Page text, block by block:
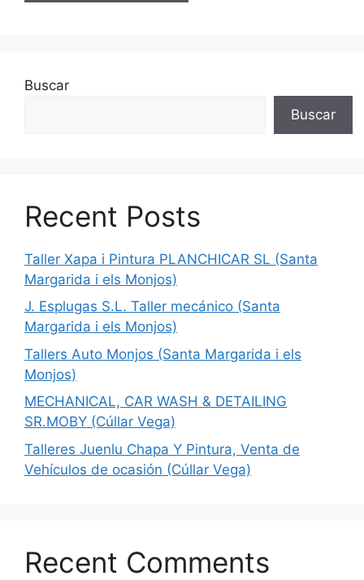
Buscar
Buscar
Recent Posts
Taller Xapa i Pintura PLANCHICAR SL (Santa
Margarida i els Monjos)
J. Esplugas S.L. Taller mecánico (Santa
Margarida i els Monjos)
Tallers Auto Monjos (Santa Margarida i els
Monjos)
MECHANICAL, CAR WASH & DETAILING
SR.MOBY (Cúllar Vega)
Talleres Juenlu Chapa Y Pintura, Venta de
Vehículos de ocasión (Cúllar Vega)
Recent Comments